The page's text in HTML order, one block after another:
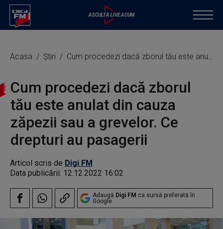
Acasa Știri Cum procedezi dacă zborul tău este anulat din cauza zăpezii sau a grevelor. Ce drepturi au pasagerii
Cum procedezi dacă zborul
tău este anulat din cauza
zăpezii sau a grevelor. Ce
drepturi au pasagerii
Articol scris de Digi FM
Data publicării: 12.12.2022 16:02
Adaugă Digi FM ca sursă preferată în
Google